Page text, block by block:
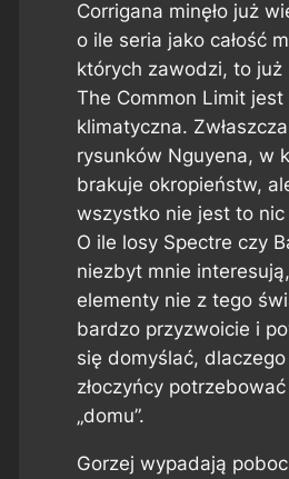
Corrigana minęło już
o ile seria jako całość
których zawodzi, to już
The Common Limitjest
klimatyczna.
rysunków Nguyena, w
brakuje okropieństw,
wszystko nie jest to
O ile losy Spectre czy
niezbyt mnie
elementy nie z tego
bardzo przyzwoicie i
się domyślać,
złoczyńcy
„domu”.
Gorzej wypadają